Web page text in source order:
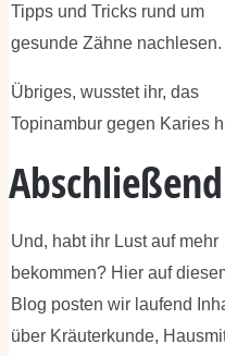
Tipps und Tricks rund um
gesunde Zähne nachlesen.
Übriges, wusstet ihr, das
Topinambur gegen Karies
Abschließend
Und, habt ihr Lust auf mehr
bekommen? Hier auf
Blog posten wir laufend
über Kräuterkunde,